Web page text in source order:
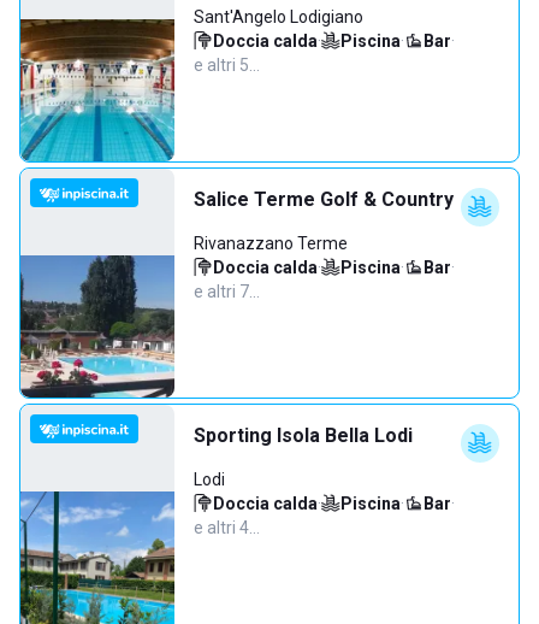
Sant'Angelo Lodigiano
Doccia calda· Piscina· Bar·
e altri 5…
Salice Terme Golf & Country
Rivanazzano Terme
Doccia calda· Piscina· Bar·
e altri 7…
Sporting Isola Bella Lodi
Lodi
Doccia calda· Piscina· Bar·
e altri 4…